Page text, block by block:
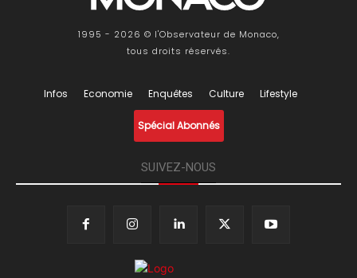
1995 - 2026 © l'Observateur de Monaco,
tous droits réservés.
Infos Economie Enquêtes Culture Lifestyle
Spécial Abonnés
SUIVEZ-NOUS